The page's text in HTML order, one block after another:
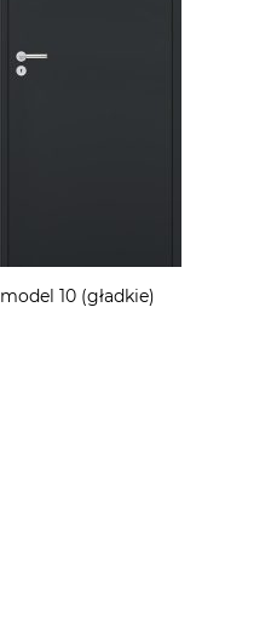
model 10 (gładkie)